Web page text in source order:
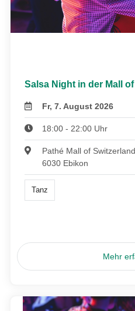
Salsa Night in der Mall
Fr, 7. August 2026
18:00 - 22:00 Uhr
Pathé Mall of
6030 Ebikon
Tanz
Mehr